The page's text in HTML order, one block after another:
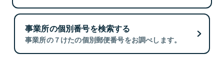
事業所の個別番号を検索する
事業所の７けたの個別郵便番号をお調べします。